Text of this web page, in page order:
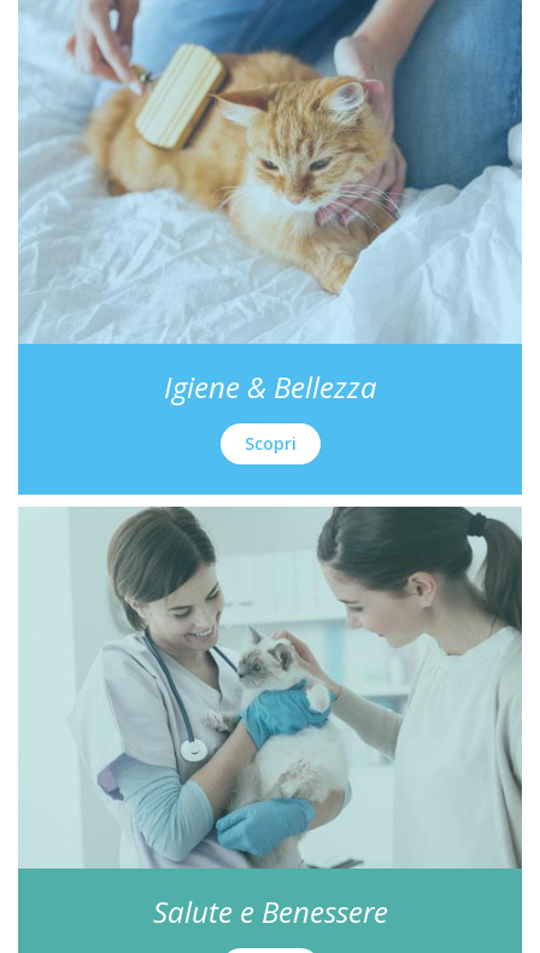
Igiene & Bellezza
Scopri
Salute e Benessere